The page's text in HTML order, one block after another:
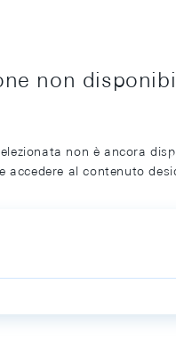
non
non è ancora
accedere al contenuto